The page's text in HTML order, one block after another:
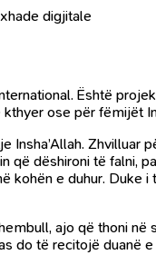
digjitale
Është
ose për fëmijët
dëshironi të falni,
e duhur.
ajo që thoni
do të recitojë duanë